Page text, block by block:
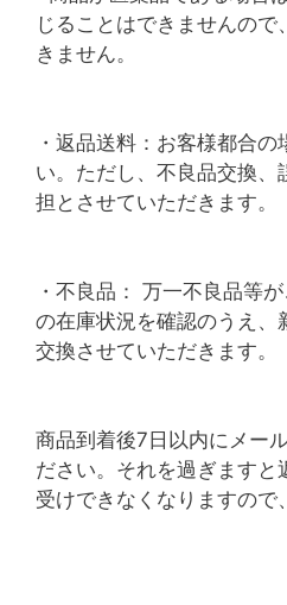
じることはできませんの
きません。
・返品送料：お客様都合
い。ただし、不良品交換、
担とさせていただきます。
・不良品： 万一不良品等
の在庫状況を確認のうえ、
交換させていただきます。
商品到着後7日以内にメー
ださい。それを過ぎますと
受けできなくなりますので